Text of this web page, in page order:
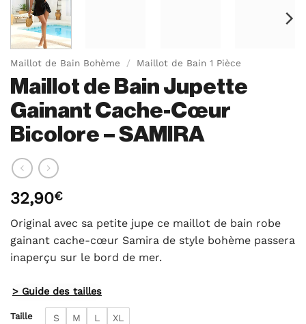
Maillot de Bain Bohème / Maillot de Bain 1 Pièce
Maillot de Bain Jupette
Gainant Cache-Cœur
Bicolore – SAMIRA
32,90€
Original avec sa petite jupe ce maillot de bain robe
gainant cache-cœur Samira de style bohème passera
inaperçu sur le bord de mer.
> Guide des tailles
Taille S M L XL